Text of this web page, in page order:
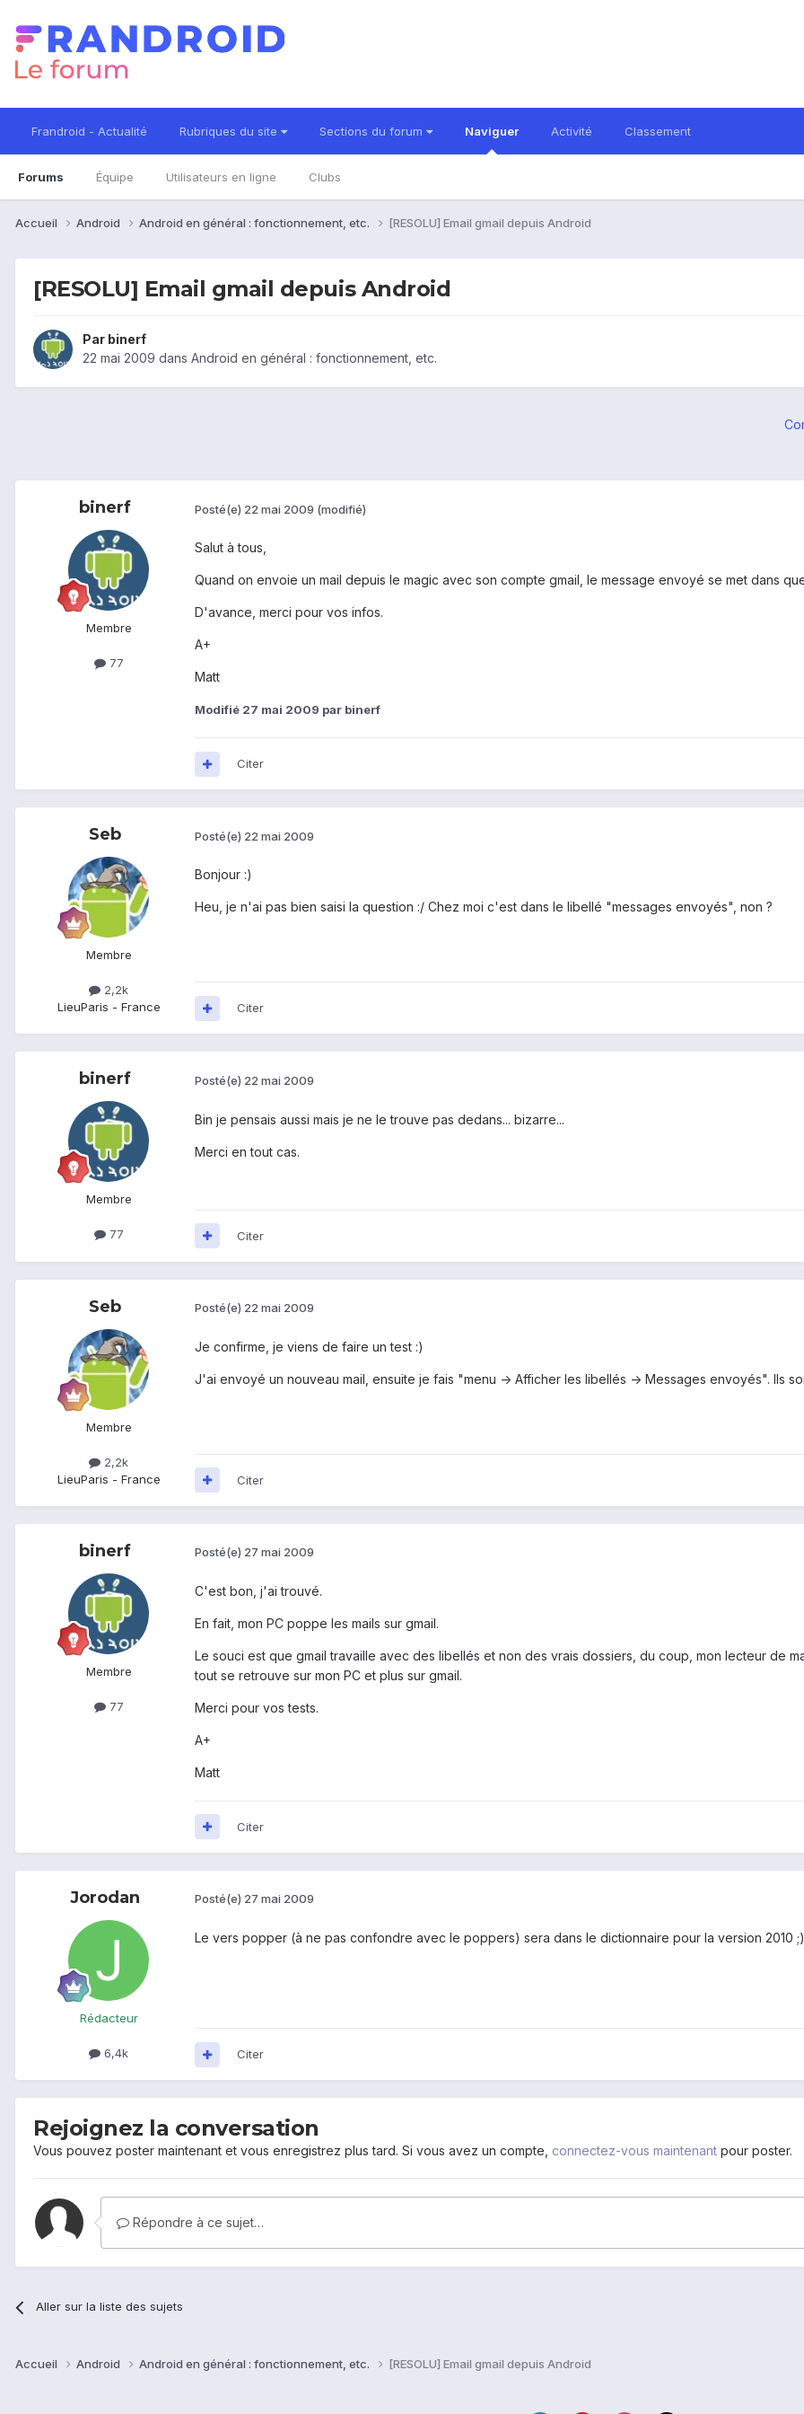
Frandroid - Actualité Rubriques du site Sections du forum Naviguer
Forums Équipe Utilisateurs en ligne Clubs
Activité Classement
Accueil Android Android en général : fonctionnement, etc. [RESOLU] Email gmail depuis Android
[RESOLU] Email gmail depuis Android
Par binerf
22 mai 2009 dans Android en général : fonctionnement, etc.
binerf
Membre
77
Posté(e) 22 mai 2009 (modifié)
Salut à tous,
Quand on envoie un mail depuis le magic avec son compte gmail, le message envoyé se met dans
D'avance, merci pour vos infos.
A+
Matt
Modifié 27 mai 2009 par binerf
Citer
Seb
Membre
2,2k
LieuParis - France
Posté(e) 22 mai 2009
Bonjour :)
Heu, je n'ai pas bien saisi la question :/ Chez moi c'est dans le libellé "messages envoyés", non ?
Citer
binerf
Membre
77
Posté(e) 22 mai 2009
Bin je pensais aussi mais je ne le trouve pas dedans... bizarre...
Merci en tout cas.
Citer
Seb
Membre
2,2k
LieuParis - France
Posté(e) 22 mai 2009
Je confirme, je viens de faire un test :)
J'ai envoyé un nouveau mail, ensuite je fais "menu -> Afficher les libellés -> Messages envoyés". Ils
Citer
binerf
Membre
77
Posté(e) 27 mai 2009
C'est bon, j'ai trouvé.
En fait, mon PC poppe les mails sur gmail.
Le souci est que gmail travaille avec des libellés et non des vrais dossiers, du coup, mon lecteur de
tout se retrouve sur mon PC et plus sur gmail.
Merci pour vos tests.
A+
Matt
Citer
Jorodan
Rédacteur
6,4k
Posté(e) 27 mai 2009
Le vers popper (à ne pas confondre avec le poppers) sera dans le dictionnaire pour la version 2010 ;)
Citer
Rejoignez la conversation
Vous pouvez poster maintenant et vous enregistrez plus tard. Si vous avez un compte, connectez-vous maintenant pour poster.
Répondre à ce sujet…
Aller sur la liste des sujets
Accueil Android Android en général : fonctionnement, etc. [RESOLU] Email gmail depuis Android